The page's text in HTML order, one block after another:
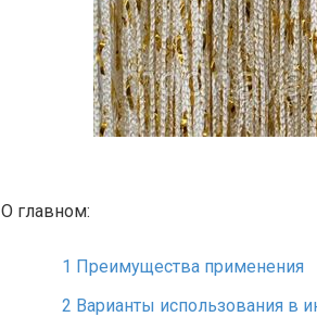
О главном:
1 Преимущества применения
2 Варианты использования в